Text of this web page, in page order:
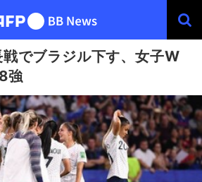
でブラジル下す、女子W
強